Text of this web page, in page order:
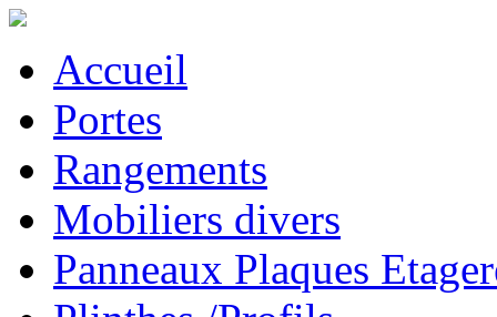
Accueil
Portes
Rangements
Mobiliers divers
Panneaux Plaques